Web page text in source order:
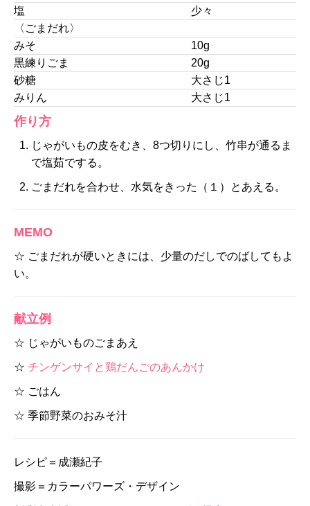
塩
少々
〈ごまだれ〉
みそ
10g
黒練りごま
20g
砂糖
大さじ1
みりん
大さじ1
作り方
じゃがいもの皮をむき、8つ切りにし、竹串が通るま
で塩茹でする。
ごまだれを合わせ、水気をきった（１）とあえる。
MEMO
☆ ごまだれが硬いときには、少量のだしでのばしてもよ
い。
献立例
☆ じゃがいものごまあえ
☆ チンゲンサイと鶏だんごのあんかけ
☆ ごはん
☆ 季節野菜のおみそ汁
レシピ＝成瀬紀子
撮影＝カラーパワーズ・デザイン